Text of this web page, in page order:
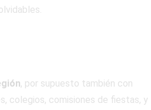
, por supuesto también con
colegios, comisiones de fiestas, y